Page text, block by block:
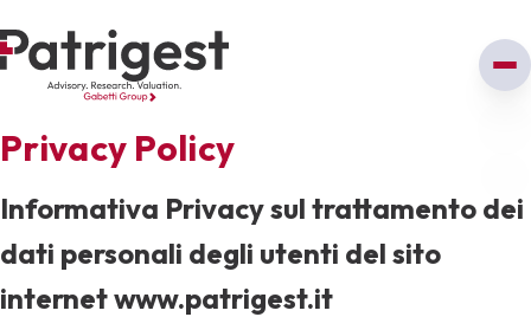
Privacy Policy
Informativa Privacy sul trattamento dei
dati personali degli utenti del sito
internet www.patrigest.it